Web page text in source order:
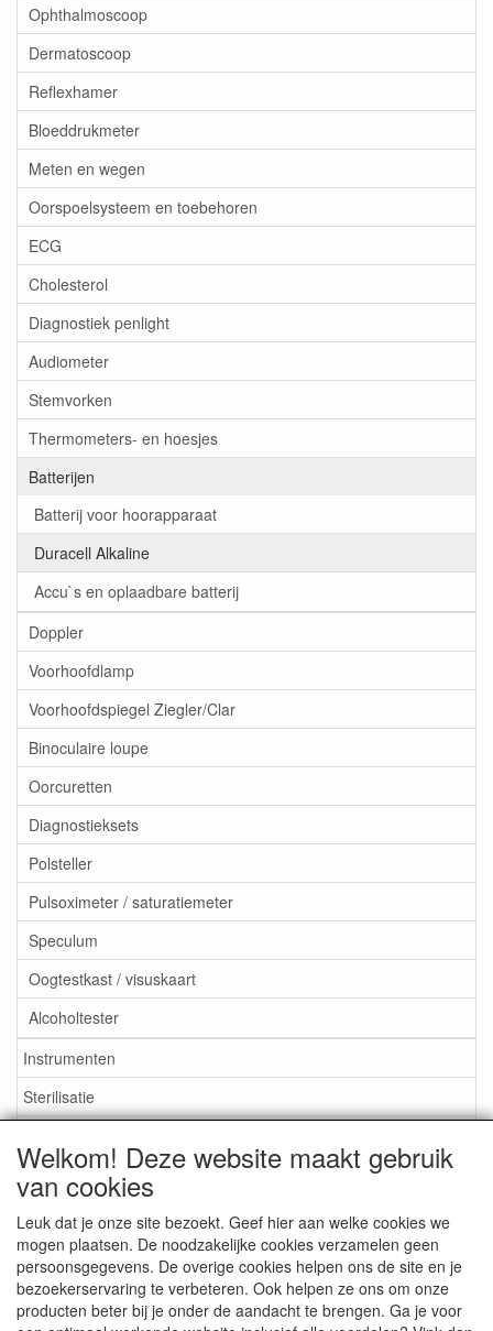
Ophthalmoscoop
Dermatoscoop
Reflexhamer
Bloeddrukmeter
Meten en wegen
Oorspoelsysteem en toebehoren
ECG
Cholesterol
Diagnostiek penlight
Audiometer
Stemvorken
Thermometers- en hoesjes
Batterijen
Batterij voor hoorapparaat
Duracell Alkaline
Accu`s en oplaadbare batterij
Doppler
Voorhoofdlamp
Voorhoofdspiegel Ziegler/Clar
Binoculaire loupe
Oorcuretten
Diagnostieksets
Polsteller
Pulsoximeter / saturatiemeter
Speculum
Oogtestkast / visuskaart
Alcoholtester
Instrumenten
Sterilisatie
Aktieartikelen
Medisan Trading te Alblasserdam. Alle genoemde prijzen zijn
inclusief BTW enexclusief verzendkostentenzij anders
Welkom! Deze website maakt gebruik
van cookies
Leuk dat je onze site bezoekt. Geef hier aan welke cookies we
mogen plaatsen. De noodzakelijke cookies verzamelen geen
persoonsgegevens. De overige cookies helpen ons de site en je
bezoekerservaring te verbeteren. Ook helpen ze ons om onze
producten beter bij je onder de aandacht te brengen. Ga je voor